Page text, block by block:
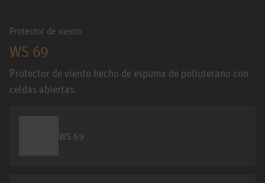
Protector de viento
WS 69
Protector de viento hecho de espuma de poliuterano con
celdas abiertas.
WS 69